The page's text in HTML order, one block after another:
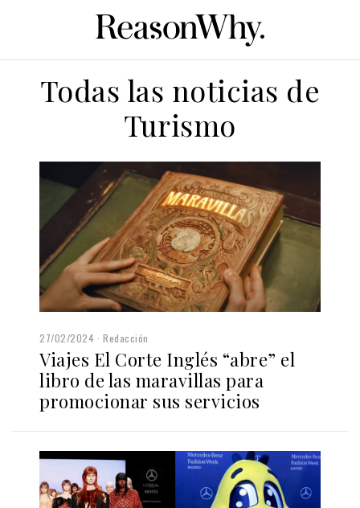
Todas las noticias de
Turismo
27/02/2024 Redacción
Viajes El Corte Inglés “abre” el
libro de las maravillas para
promocionar sus servicios